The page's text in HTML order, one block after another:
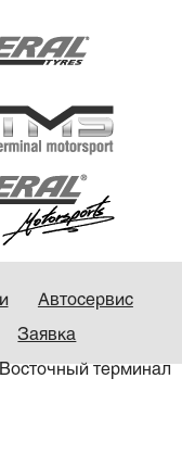
Автосервис
Заявка
терминал